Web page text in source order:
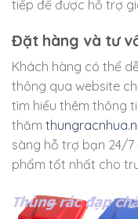
tiếp để được hỗ trợ
Đặt hàng và tư
Khách hàng có thể
thông qua website
tìm hiểu thêm thông
thăm
sàng hỗ trợ bạn 24/
phẩm tốt nhất cho